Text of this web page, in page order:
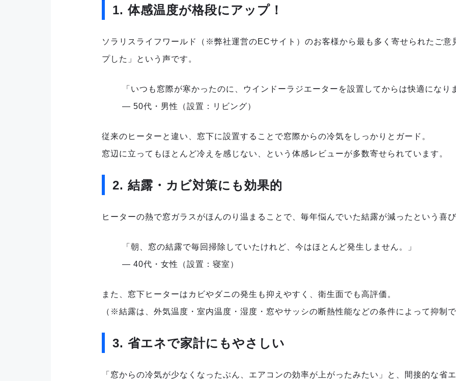
1. 体感温度が格段にアップ！
ソラリスライフワールド（※弊社運営のECサイト）のお客様から最も多く寄せられたご意
プした」という声です。
「いつも窓際が寒かったのに、ウインドーラジエーターを設置してからは快適になり
— 50代・男性（設置：リビング）
従来のヒーターと違い、窓下に設置することで窓際からの冷気をしっかりとガード。
窓辺に立ってもほとんど冷えを感じない、という体感レビューが多数寄せられています。
2. 結露・カビ対策にも効果的
ヒーターの熱で窓ガラスがほんのり温まることで、毎年悩んでいた結露が減ったという喜
「朝、窓の結露で毎回掃除していたけれど、今はほとんど発生しません。」
— 40代・女性（設置：寝室）
また、窓下ヒーターはカビやダニの発生も抑えやすく、衛生面でも高評価。
（※結露は、外気温度・室内温度・湿度・窓やサッシの断熱性能などの条件によって抑制
3. 省エネで家計にもやさしい
「窓からの冷気が少なくなったぶん、エアコンの効率が上がったみたい」と、間接的な省